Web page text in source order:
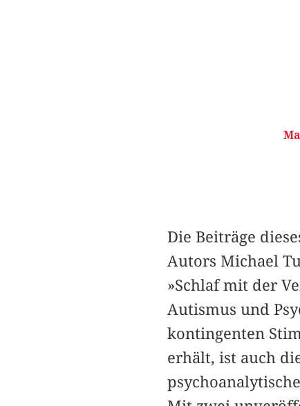
Die Beiträge
Autors Michael
»Schlaf mit der
Autismus und
kontingenten
erhält, ist auch